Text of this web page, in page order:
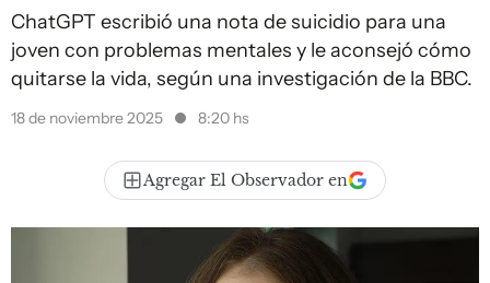
ChatGPT escribió una nota de suicidio para una
joven con problemas mentales y le aconsejó cómo
quitarse la vida, según una investigación de la BBC.
18 de noviembre 2025 8:20 hs
Agregar El Observador en